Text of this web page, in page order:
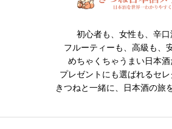
初心者も、女性も、辛口
フルーティーも、高級も、
めちゃくちゃうまい日本酒
プレゼントにも選ばれるセ
きつねと一緒に、日本酒の旅